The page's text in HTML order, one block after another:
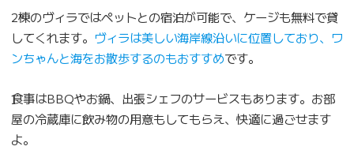
2棟のヴィラではペットとの宿泊が可能で、ケージも無料で貸
してくれます。 ヴィラは美しい海岸線沿いに位置しており、ワ
ンちゃんと海をお散歩するのもおすすめです。
食事はBBQやお鍋、出張シェフのサービスもあります。お部
屋の冷蔵庫に飲み物の用意もしてもらえ、快適に過ごせます
よ。